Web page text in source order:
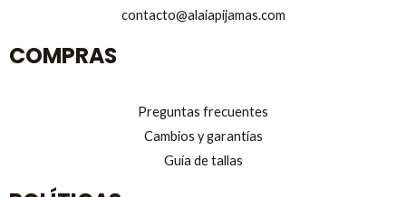
contacto@alaiapijamas.com
COMPRAS
Preguntas frecuentes
Cambios y garantías
Guía de tallas